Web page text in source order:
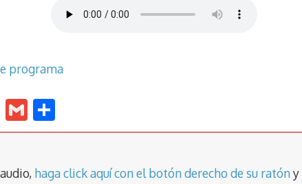
programa
E
m
l
G
m
l
o
p
haga click aquí con el botón derecho de su ratóny